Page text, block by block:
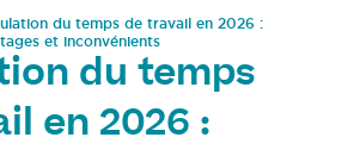
du temps de travail en 2026 :
et inconvénients
du temps
en 2026 :